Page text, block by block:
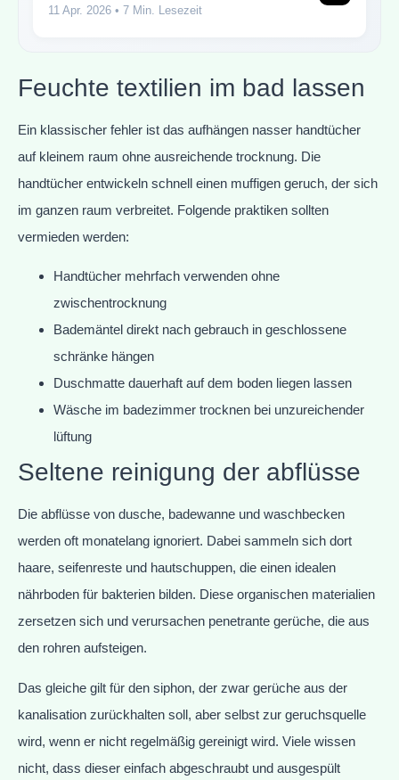
11 Apr. 2026 • 7 Min. Lesezeit
Feuchte textilien im bad lassen
Ein klassischer fehler ist das aufhängen nasser handtücher
auf kleinem raum ohne ausreichende trocknung. Die
handtücher entwickeln schnell einen muffigen geruch, der sich
im ganzen raum verbreitet. Folgende praktiken sollten
vermieden werden:
Handtücher mehrfach verwenden ohne
zwischentrocknung
Bademäntel direkt nach gebrauch in geschlossene
schränke hängen
Duschmatte dauerhaft auf dem boden liegen lassen
Wäsche im badezimmer trocknen bei unzureichender
lüftung
Seltene reinigung der abflüsse
Die abflüsse von dusche, badewanne und waschbecken
werden oft monatelang ignoriert. Dabei sammeln sich dort
haare, seifenreste und hautschuppen, die einen idealen
nährboden für bakterien bilden. Diese organischen materialien
zersetzen sich und verursachen penetrante gerüche, die aus
den rohren aufsteigen.
Das gleiche gilt für den siphon, der zwar gerüche aus der
kanalisation zurückhalten soll, aber selbst zur geruchsquelle
wird, wenn er nicht regelmäßig gereinigt wird. Viele wissen
nicht, dass dieser einfach abgeschraubt und ausgespült